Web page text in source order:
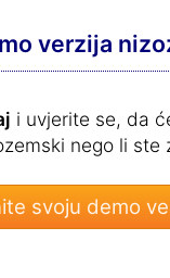
verzija
i uvjerite se, da
nego li ste